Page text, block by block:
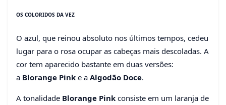
OS COLORIDOS DA VEZ
O azul, que reinou absoluto nos últimos tempos, cedeu
lugar para o rosa ocupar as cabeças mais descoladas. A
cor tem aparecido bastante em duas versões:
a Blorange Pink e a Algodão Doce.
A tonalidade Blorange Pink consiste em um laranja de